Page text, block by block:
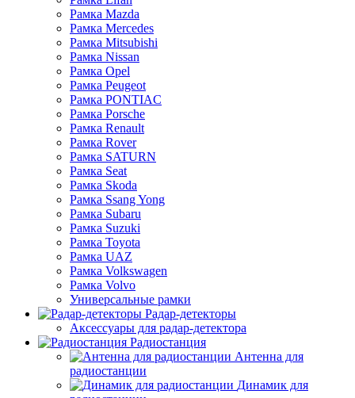
Рамка Mazda
Рамка Mercedes
Рамка Mitsubishi
Рамка Nissan
Рамка Opel
Рамка Peugeot
Рамка PONTIAC
Рамка Porsche
Рамка Renault
Рамка Rover
Рамка SATURN
Рамка Seat
Рамка Skoda
Рамка Ssang Yong
Рамка Subaru
Рамка Suzuki
Рамка Toyota
Рамка UAZ
Рамка Volkswagen
Рамка Volvo
Универсальные рамки
Радар-детекторы
Аксессуары для радар-детектора
Радиостанция
Антенна для
радиостанции
Динамик для